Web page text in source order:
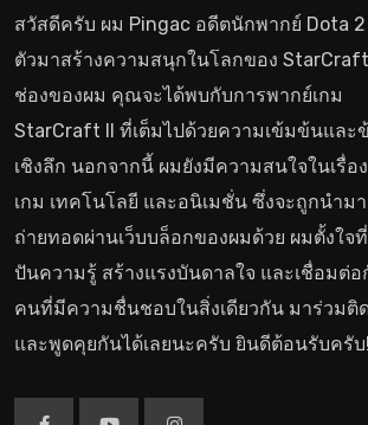
สวัสดีครับ ผม Pingac อดีตนักพากย์ Dota
ตัวมาสร้างความสนุกในโลกของ
ช่องของผม คุณจะได้พบกับการพากย์เกม
StarCraft II ที่เต็มไปด้วยความเข้มข้นและ
เชิงลึก นอกจากนี้ ผมยังมีความสนใจในเรื่อ
เกม เทคโนโลยี และอนิเมชั่น ซึ่งจะถูกนำมา
ถ่ายทอดผ่านเว็บบล็อกของผมด้วย ผมตั้งใจ
ปันความรู้ สร้างแรงบันดาลใจ และเชื่อมต่
คนที่มีความชื่นชอบในสิ่งเดียวกัน มาร่วมติ
และพูดคุยกันได้เลยนะครับ ยินดีต้อนรับครับ!